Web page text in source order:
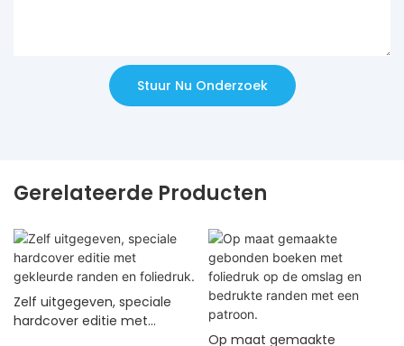
Stuur Nu Onderzoek
Gerelateerde Producten
Zelf uitgegeven, speciale
hardcover editie met
Op maat gemaakte